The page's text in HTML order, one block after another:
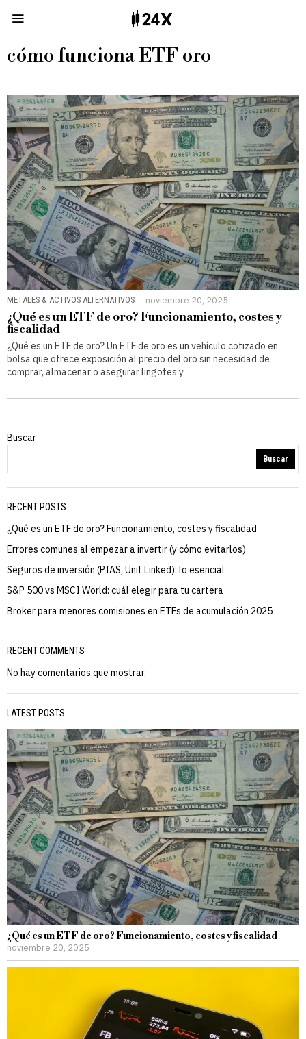
cómo funciona ETF oro
METALES & ACTIVOS ALTERNATIVOS noviembre 20, 2025
¿Qué es un ETF de oro? Funcionamiento, costes y
fiscalidad
¿Qué es un ETF de oro? Un ETF de oro es un vehículo cotizado en
bolsa que ofrece exposición al precio del oro sin necesidad de
comprar, almacenar o asegurar lingotes y
Buscar
Buscar
RECENT POSTS
¿Qué es un ETF de oro? Funcionamiento, costes y fiscalidad
Errores comunes al empezar a invertir (y cómo evitarlos)
Seguros de inversión (PIAS, Unit Linked): lo esencial
S&P 500 vs MSCI World: cuál elegir para tu cartera
Broker para menores comisiones en ETFs de acumulación 2025
RECENT COMMENTS
No hay comentarios que mostrar.
LATEST POSTS
¿Qué es un ETF de oro? Funcionamiento, costes y fiscalidad
noviembre 20, 2025